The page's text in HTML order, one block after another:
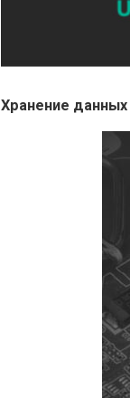
Хранение